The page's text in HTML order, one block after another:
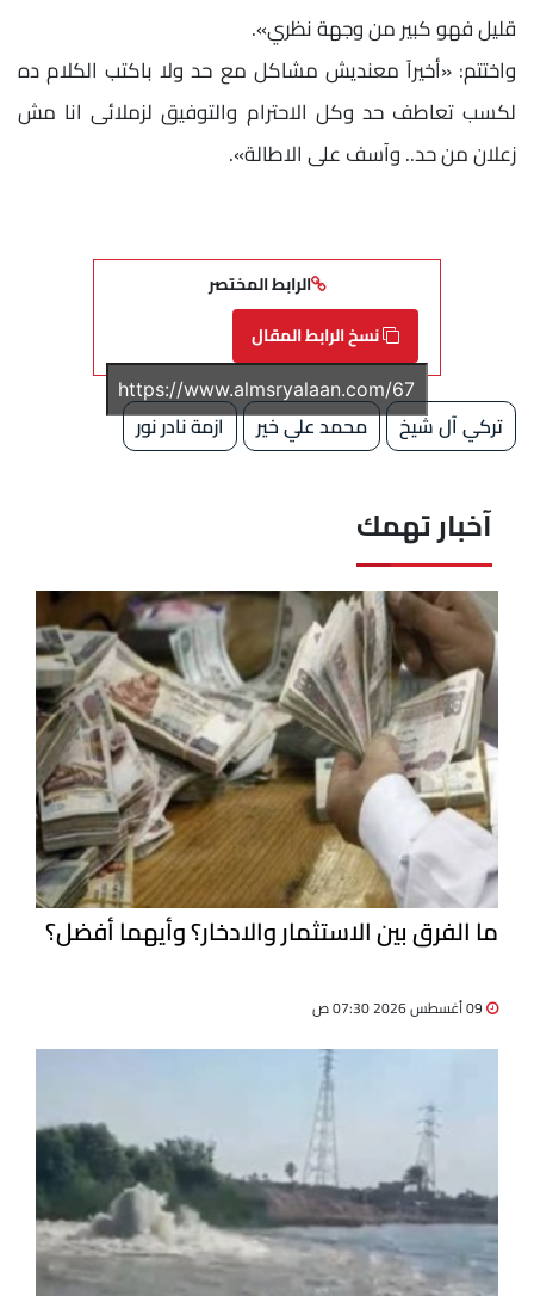
قليل فهو كبير من وجهة نظري».
واختتم: «أخيراً معنديش مشاكل مع حد ولا باكتب الكلام ده
لكسب تعاطف حد وكل الاحترام والتوفيق لزملائى انا مش
زعلان من حد.. وآسف على الاطالة».
الرابط المختصر
نسخ الرابط المقال
تركي آل شيخ محمد علي خير ازمة نادر نور
آخبار تهمك
ما الفرق بين الاستثمار والادخار؟ وأيهما أفضل؟